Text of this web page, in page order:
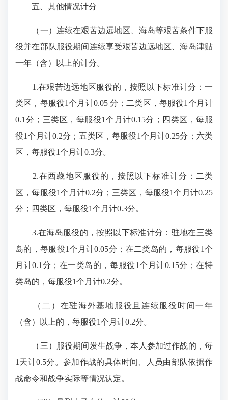
五、其他情况计分
（一）连续在艰苦边远地区、海岛等艰苦条件下服
役并在部队服役期间连续享受艰苦边远地区、海岛津贴
一年（含）以上的计分。
1.在艰苦边远地区服役的，按照以下标准计分：一
类区，每服役1个月计0.05 分；二类区，每服役1个月计
0.1分；三类区，每服役1个月计0.15分；四类区，每服
役1个月计0.2分；五类区，每服役1个月计0.25分；六类
区，每服役1个月计0.3分。
2.在西藏地区服役的，按照以下标准计分：二类
区，每服役1个月计0.2分；三类区，每服役1个月计0.25
分；四类区，每服役1个月计0.3分。
3.在海岛服役的，按照以下标准计分：驻地在三类
岛的，每服役1个月计0.05分；在二类岛的，每服役1个
月计0.1分；在一类岛的，每服役1个月计0.15分；在特
类岛的，每服役1个月计0.2分。
（二）在驻海外基地服役且连续服役时间一年
（含）以上的，每服役1个月计0.2分。
（三）服役期间发生战争，本人参加过作战的，每
1天计0.5分。参加作战的具体时间、人员由部队依据作
战命令和战争实际等情况认定。